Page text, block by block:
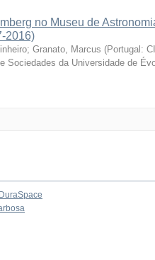
no Museu de
2016)
; Granato, Marcus (Portugal:
Sociedades da Universidade de
DuraSpace